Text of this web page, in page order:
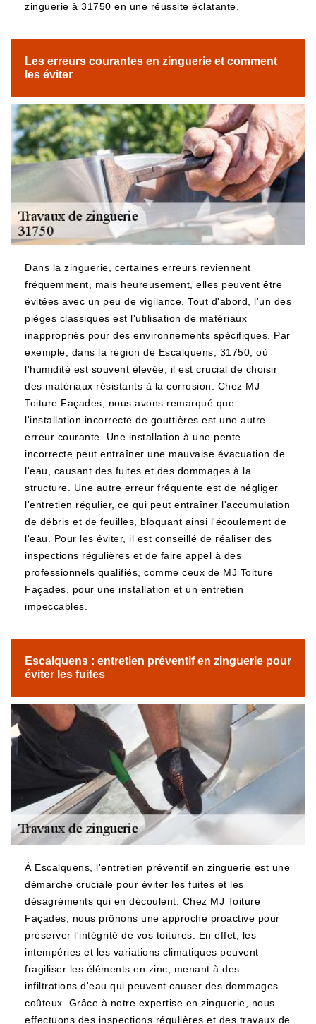
zinguerie à 31750 en une réussite éclatante.
Les erreurs courantes en zinguerie et comment
les éviter
Dans la zinguerie, certaines erreurs reviennent
fréquemment, mais heureusement, elles peuvent être
évitées avec un peu de vigilance. Tout d'abord, l'un des
pièges classiques est l'utilisation de matériaux
inappropriés pour des environnements spécifiques. Par
exemple, dans la région de Escalquens, 31750, où
l'humidité est souvent élevée, il est crucial de choisir
des matériaux résistants à la corrosion. Chez MJ
Toiture Façades, nous avons remarqué que
l'installation incorrecte de gouttières est une autre
erreur courante. Une installation à une pente
incorrecte peut entraîner une mauvaise évacuation de
l'eau, causant des fuites et des dommages à la
structure. Une autre erreur fréquente est de négliger
l'entretien régulier, ce qui peut entraîner l'accumulation
de débris et de feuilles, bloquant ainsi l'écoulement de
l'eau. Pour les éviter, il est conseillé de réaliser des
inspections régulières et de faire appel à des
professionnels qualifiés, comme ceux de MJ Toiture
Façades, pour une installation et un entretien
impeccables.
Escalquens : entretien préventif en zinguerie pour
éviter les fuites
À Escalquens, l'entretien préventif en zinguerie est une
démarche cruciale pour éviter les fuites et les
désagréments qui en découlent. Chez MJ Toiture
Façades, nous prônons une approche proactive pour
préserver l'intégrité de vos toitures. En effet, les
intempéries et les variations climatiques peuvent
fragiliser les éléments en zinc, menant à des
infiltrations d'eau qui peuvent causer des dommages
coûteux. Grâce à notre expertise en zinguerie, nous
effectuons des inspections régulières et des travaux de